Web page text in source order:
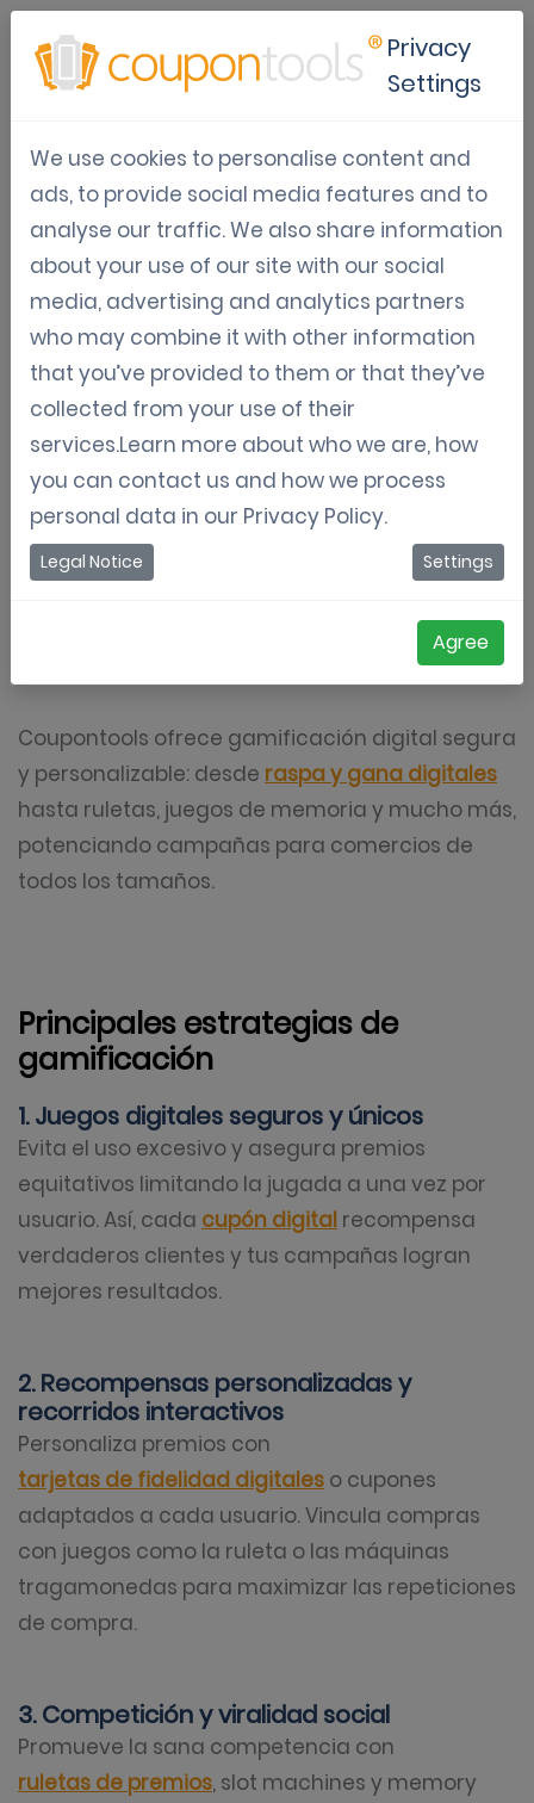
Estrategias de gamificación
para fidelizar clientes
Oct 30, 2025
Tom Hendrix
¿Qué es la gamificación y por qué
funciona?
La gamificación integra elementos de juego—
premios, desafíos y competencias—en
promociones comerciales. Es ideal para
experiencias memorables que impulsan la
Coupontools ofrece gamificación digital segura
y personalizable: desde raspa y gana digitales
hasta ruletas, juegos de memoria y mucho más,
potenciando campañas para comercios de
todos los tamaños.
Principales estrategias de
gamificación
1. Juegos digitales seguros y únicos
Evita el uso excesivo y asegura premios
equitativos limitando la jugada a una vez por
usuario. Así, cada cupón digital recompensa
verdaderos clientes y tus campañas logran
mejores resultados.
2. Recompensas personalizadas y
recorridos interactivos
Personaliza premios con
tarjetas de fidelidad digitales o cupones
adaptados a cada usuario. Vincula compras
con juegos como la ruleta o las máquinas
tragamonedas para maximizar las repeticiones
de compra.
3. Competición y viralidad social
Promueve la sana competencia con
ruletas de premios, slot machines y memory
Privacy
Settings
We use cookies to personalise content and
ads, to provide social media features and to
analyse our traffic. We also share information
about your use of our site with our social
media, advertising and analytics partners
who may combine it with other information
that you’ve provided to them or that they’ve
collected from your use of their
services.Learn more about who we are, how
you can contact us and how we process
personal data in our Privacy Policy.
Legal Notice Settings
Agree